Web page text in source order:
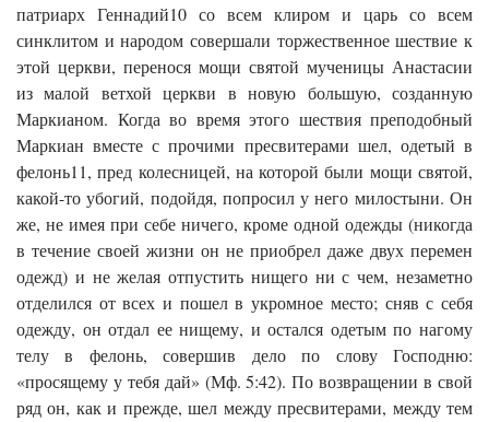
патриарх Геннадий10 со всем клиром и царь со всем
синклитом и народом совершали торжественное шествие к
этой церкви, перенося мощи святой мученицы Анастасии
из малой ветхой церкви в новую большую, созданную
Маркианом. Когда во время этого шествия преподобный
Маркиан вместе с прочими пресвитерами шел, одетый в
фелонь11, пред колесницей, на которой были мощи святой,
какой-то убогий, подойдя, попросил у него милостыни. Он
же, не имея при себе ничего, кроме одной одежды (никогда
в течение своей жизни он не приобрел даже двух перемен
одежд) и не желая отпустить нищего ни с чем, незаметно
отделился от всех и пошел в укромное место; сняв с себя
одежду, он отдал ее нищему, и остался одетым по нагому
телу в фелонь, совершив дело по слову Господню:
«просящему у тебя дай» (Мф. 5:42). По возвращении в свой
ряд он, как и прежде, шел между пресвитерами, между тем